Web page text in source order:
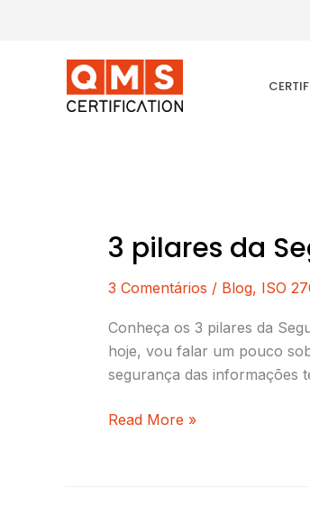
3 pilares da
3 Comentários / Blog, ISO
Conheça os 3 pilares da
hoje, vou falar um pouco
segurança das informações
3
pilares
da
da
Informação
segundo
ISO
Read More »